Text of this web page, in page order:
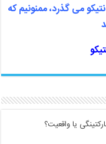
نتیکو می گذرد، ممنونیم که
یا واقعیت؟